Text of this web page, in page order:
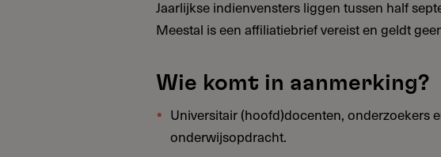
Jaarlijkse indienvensters liggen tussen half
Meestal is een affiliatiebrief vereist en geldt
Wie komt in aanmerking?
Universitair (hoofd)docenten, onderzoekers
onderwijsopdracht.